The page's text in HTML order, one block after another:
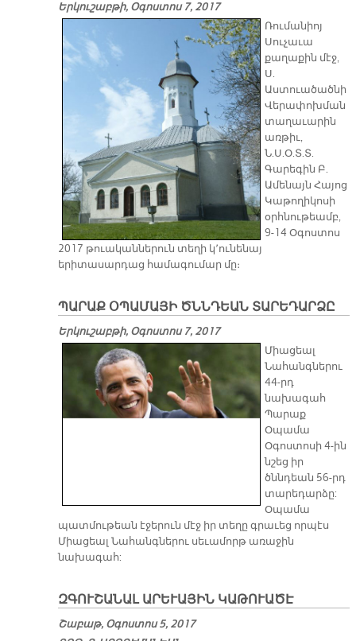
Երկուշաբթի, Օգոստոս 7, 2017
Ռումանիոյ
Սուչաւա
քաղաքին մէջ,
Ս.
Աստուածածնի
Վերափոխման
տաղաւարին
առթիւ,
Ն.Ս.Օ.Տ.Տ.
Գարեգին Բ.
Ամենայն Հայոց
Կաթողիկոսի
օրհնութեամբ,
9-14 Օգոստոս
2017 թուականներուն տեղի կ՚ունենայ
երիտասարդաց համագումար մը։
ՊԱՐԱՔ ՕՊԱՄԱՅԻ ԾՆՆԴԵԱՆ ՏԱՐԵԴԱՐՁԸ
Երկուշաբթի, Օգոստոս 7, 2017
Միացեալ
Նահանգներու
44-րդ
նախագահ
Պարաք
Օպամա
Օգոստոսի 4-ին
նշեց իր
ծննդեան 56-րդ
տարեդարձը:
Օպամա
պատմութեան էջերուն մէջ իր տեղը գրաւեց որպէս
Միացեալ Նահանգներու սեւամորթ առաջին
նախագահ:
ԶԳՈՒ­ՇԱ­ՆԱԼ Ա­ՐԵ­ՒԱ­ՅԻՆ ԿԱ­ԹՈ­ՒԱ­ԾԷ
Շաբաթ, Օգոստոս 5, 2017